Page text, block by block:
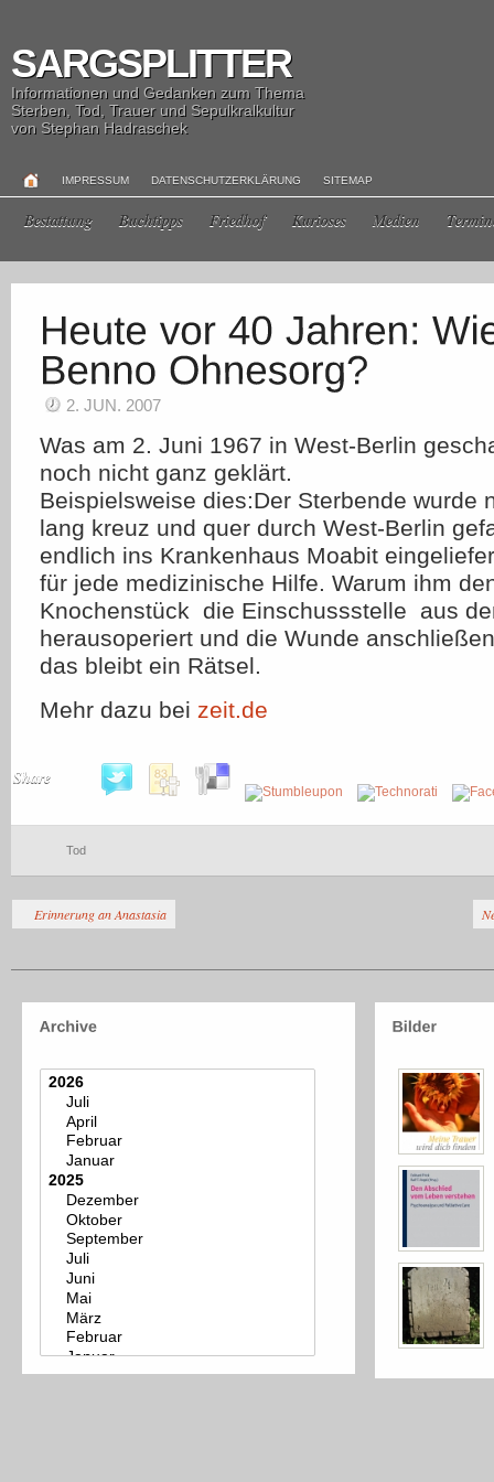
SARGSPLITTER
Informationen und Gedanken zum Thema
Sterben, Tod, Trauer und Sepulkralkultur
von Stephan Hadraschek
IMPRESSUM DATENSCHUTZERKLÄRUNG SITEMAP
Bestattung Buchtipps Friedhof Kurioses Medien
2. JUN. 2007
Was am 2. Juni 1967 in West-Berlin
noch nicht ganz geklärt.
Beispielsweise dies:Der Sterbende wurde
lang kreuz und quer durch West-Berlin
endlich ins Krankenhaus Moabit
für jede medizinische Hilfe. Warum ihm
Knochenstück  die Einschussstelle  aus
herausoperiert und die Wunde
das bleibt ein Rätsel.
Mehr dazu bei zeit.de
Share
Tod
Erinnerung an Anastasia